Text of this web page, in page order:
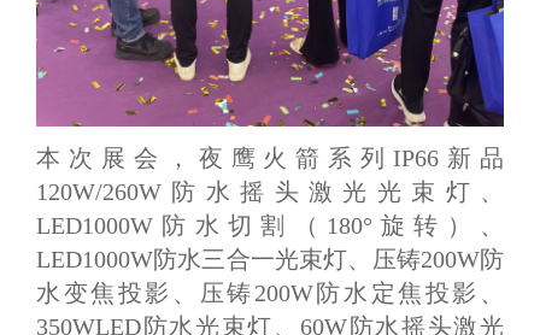
本次展会，夜鹰火箭系列IP66新品
120W/260W防水摇头 激光光束灯、
LED1000W防水切割（180°旋转）、
LED1000W防水三合一光束灯、压铸200W防
水变焦投影、压铸200W防水定焦投影、
350WLED防水光束灯、60W防水摇头激光